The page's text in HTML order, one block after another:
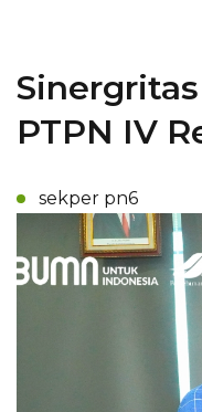
PTPN IV
sekper pn6